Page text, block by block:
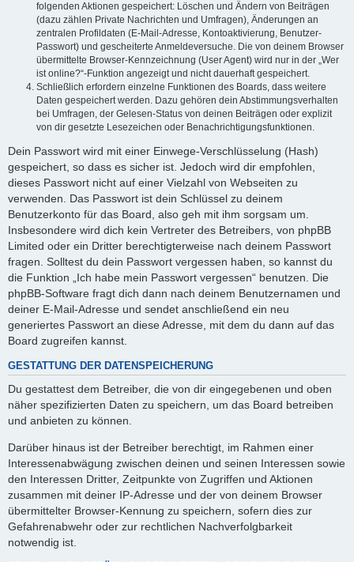
folgenden Aktionen gespeichert: Löschen und Ändern von Beiträgen
(dazu zählen Private Nachrichten und Umfragen), Änderungen an
zentralen Profildaten (E-Mail-Adresse, Kontoaktivierung, Benutzer-
Passwort) und gescheiterte Anmeldeversuche. Die von deinem Browser
übermittelte Browser-Kennzeichnung (User Agent) wird nur in der „Wer
ist online?“-Funktion angezeigt und nicht dauerhaft gespeichert.
Schließlich erfordern einzelne Funktionen des Boards, dass weitere
Daten gespeichert werden. Dazu gehören dein Abstimmungsverhalten
bei Umfragen, der Gelesen-Status von deinen Beiträgen oder explizit
von dir gesetzte Lesezeichen oder Benachrichtigungsfunktionen.
Dein Passwort wird mit einer Einwege-Verschlüsselung (Hash)
gespeichert, so dass es sicher ist. Jedoch wird dir empfohlen,
dieses Passwort nicht auf einer Vielzahl von Webseiten zu
verwenden. Das Passwort ist dein Schlüssel zu deinem
Benutzerkonto für das Board, also geh mit ihm sorgsam um.
Insbesondere wird dich kein Vertreter des Betreibers, von phpBB
Limited oder ein Dritter berechtigterweise nach deinem Passwort
fragen. Solltest du dein Passwort vergessen haben, so kannst du
die Funktion „Ich habe mein Passwort vergessen“ benutzen. Die
phpBB-Software fragt dich dann nach deinem Benutzernamen und
deiner E-Mail-Adresse und sendet anschließend ein neu
generiertes Passwort an diese Adresse, mit dem du dann auf das
Board zugreifen kannst.
GESTATTUNG DER DATENSPEICHERUNG
Du gestattest dem Betreiber, die von dir eingegebenen und oben
näher spezifizierten Daten zu speichern, um das Board betreiben
und anbieten zu können.
Darüber hinaus ist der Betreiber berechtigt, im Rahmen einer
Interessenabwägung zwischen deinen und seinen Interessen sowie
den Interessen Dritter, Zeitpunkte von Zugriffen und Aktionen
zusammen mit deiner IP-Adresse und der von deinem Browser
übermittelter Browser-Kennung zu speichern, sofern dies zur
Gefahrenabwehr oder zur rechtlichen Nachverfolgbarkeit
notwendig ist.